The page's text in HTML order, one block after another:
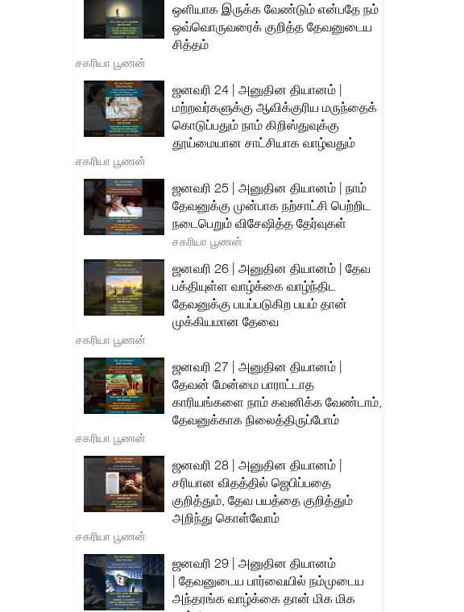
ஒளியாக இருக்க வேண்டும் என்பதே நம்
ஒவ்வொருவரைக் குறித்த தேவனுடைய
சித்தம்
சகரியா பூணன்
ஜனவரி 24 | அனுதின தியானம் |
மற்றவர்களுக்கு ஆவிக்குரிய மருந்தைக்
கொடுப்பதும் நாம் கிறிஸ்துவுக்கு
தூய்மையான சாட்சியாக வாழ்வதும்
சகரியா பூணன்
ஜனவரி 25 | அனுதின தியானம் | நாம்
தேவனுக்கு முன்பாக நற்சாட்சி பெற்றிட
நடைபெறும் விசேஷித்த தேர்வுகள்
சகரியா பூணன்
ஜனவரி 26 | அனுதின தியானம் | தேவ
பக்தியுள்ள வாழ்க்கை வாழ்ந்திட
தேவனுக்கு பயப்படுகிற பயம் தான்
முக்கியமான தேவை
சகரியா பூணன்
ஜனவரி 27 | அனுதின தியானம் |
தேவன் மேன்மை பாராட்டாத
காரியங்களை நாம் கவனிக்க வேண்டாம்,
தேவனுக்காக நிலைத்திருப்போம்
சகரியா பூணன்
ஜனவரி 28 | அனுதின தியானம் |
சரியான விதத்தில் ஜெபிப்பதை
குறித்தும், தேவ பயத்தை குறித்தும்
அறிந்து கொள்வோம்
சகரியா பூணன்
ஜனவரி 29 | அனுதின தியானம்
| தேவனுடைய பார்வையில் நம்முடைய
அந்தரங்க வாழ்க்கை தான் மிக மிக